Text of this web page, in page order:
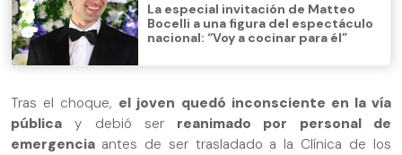
La especial invitación de Matteo
Bocelli a una figura del espectáculo
nacional: “Voy a cocinar para él”
Tras el choque, el joven quedó inconsciente en la vía
pública y debió ser reanimado por personal de
emergencia antes de ser trasladado a la Clínica de los